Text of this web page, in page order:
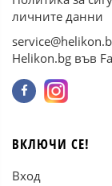
личните данни
Helikon.bg във
ВКЛЮЧИ СЕ!
Вход